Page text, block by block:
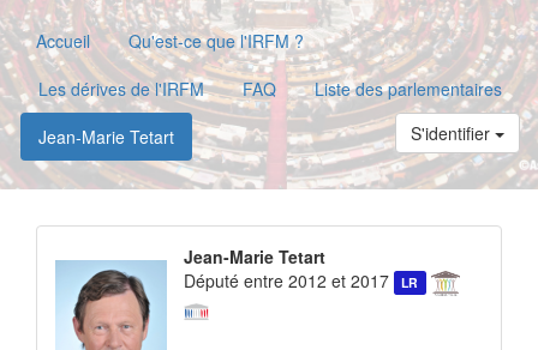
Accueil
Qu'est-ce que l'IRFM ?
Les dérives de l'IRFM
FAQ
Liste des parlementaires
Jean-Marie Tetart
S'identifier
Jean-Marie Tetart
Député entre 2012 et 2017
LR